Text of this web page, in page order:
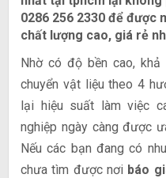
0286 256 2330 để được
chất lượng cao, giá rẻ
Nhờ có độ bền cao,
chuyển vật liệu theo 4
lại hiệu suất làm việc
nghiệp ngày càng được
Nếu các bạn đang có
chưa tìm được nơi báo